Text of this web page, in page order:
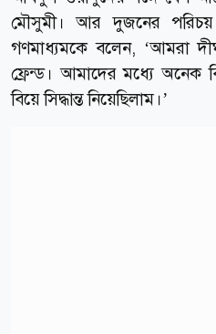
মৌসুমী। আর দুজনের পরিচয়
গণমাধ্যমকে বলেন, ‘আমরা
ফ্রেন্ড। আমাদের মধ্যে অনেক
বিয়ে সিদ্ধান্ত নিয়েছিলাম।’